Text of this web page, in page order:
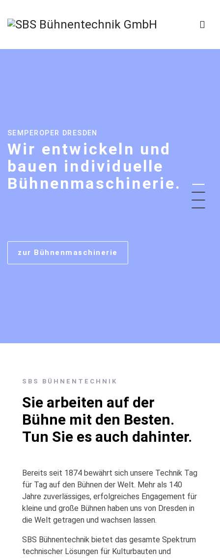
SEMPEROPER DRESDEN
Wir entwickeln und
bauen individuelle
Bühnenmaschinerie.
zur Bühnenmaschinerie
SBS BÜHNENTECHNIK
Sie arbeiten auf der
Bühne mit den Besten.
Tun Sie es auch dahinter.
Bereits seit 1874 bewährt sich unsere Technik Tag
für Tag auf den Bühnen der Welt. Mehr als 140
Jahre zuverlässiges, erfolgreiches Engagement für
kleine und große Bühnen haben uns von Dresden in
die Welt getragen und wachsen lassen.
SBS Bühnentechnik bietet das gesamte Spektrum
technischer Lösungen für Kulturbauten und